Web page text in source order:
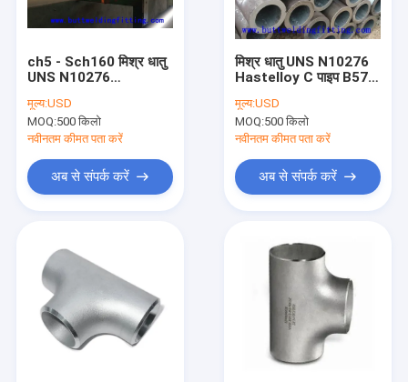
ch5 - Sch160 मिश्र धातु
UNS N10276
इंच ASTM A312
मूल्य:USD
MOQ:500 किलो
नवीनतम कीमत पता करें
अब से संपर्क करें
मिश्र धातु UNS N10276
Hastelloy C पाइप B574
ASTM A312 आकार 1-8
इंच
मूल्य:USD
MOQ:500 किलो
नवीनतम कीमत पता करें
अब से संपर्क करें